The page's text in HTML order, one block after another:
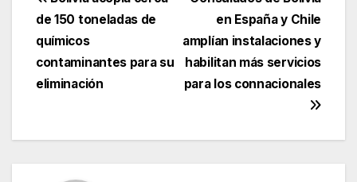
de
entradas
en España y Chile
amplían instalaciones y
habilitan más servicios
para los connacionales
de 150 toneladas de
químicos
contaminantes para su
eliminación